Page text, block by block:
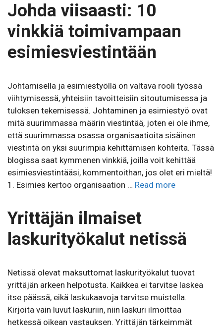
Johda viisaasti: 10
vinkkiä toimivampaan
esimiesviestintään
Johtamisella ja esimiestyöllä on valtava rooli työssä
viihtymisessä, yhteisiin tavoitteisiin sitoutumisessa ja
tuloksen tekemisessä. Johtaminen ja esimiestyö ovat
mitä suurimmassa määrin viestintää, joten ei ole ihme,
että suurimmassa osassa organisaatioita sisäinen
viestintä on yksi suurimpia kehittämisen kohteita. Tässä
blogissa saat kymmenen vinkkiä, joilla voit kehittää
esimiesviestintääsi, kommentoithan, jos olet eri mieltä!
1. Esimies kertoo organisaation … Read more
Yrittäjän ilmaiset
laskurityökalut netissä
Netissä olevat maksuttomat laskurityökalut tuovat
yrittäjän arkeen helpotusta. Kaikkea ei tarvitse laskea
itse päässä, eikä laskukaavoja tarvitse muistella.
Kirjoita vain luvut laskuriin, niin laskuri ilmoittaa
hetkessä oikean vastauksen. Yrittäjän tärkeimmät